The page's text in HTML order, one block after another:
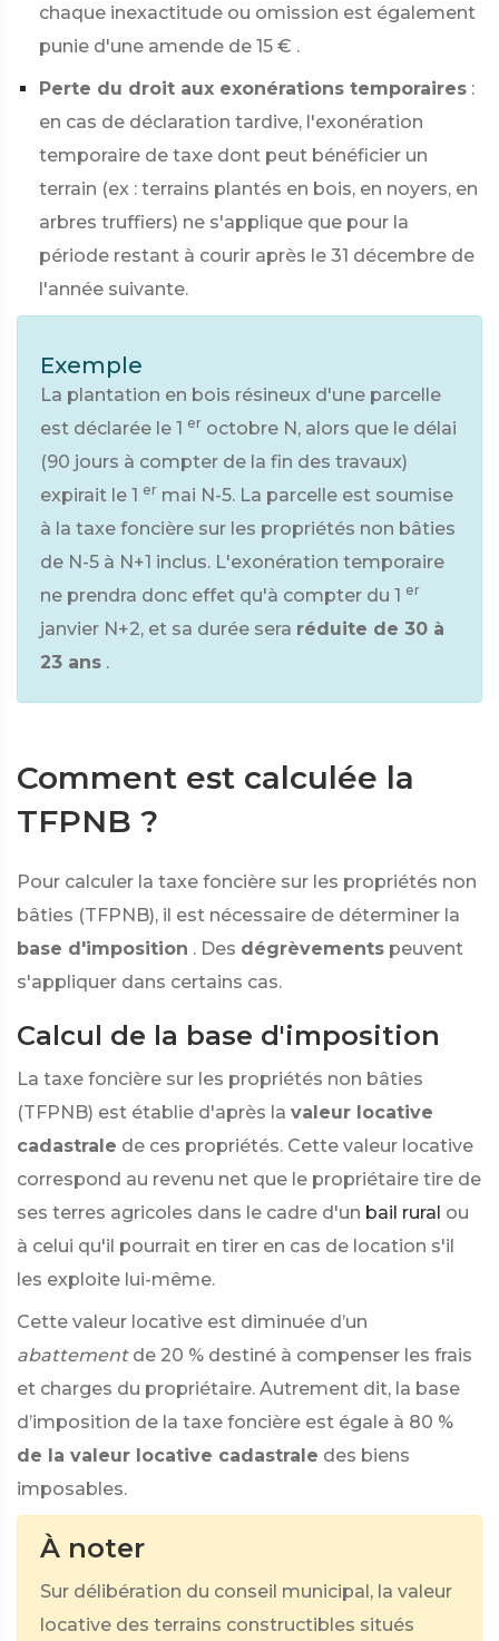
chaque inexactitude ou omission est également
punie d'une amende de 15 € .
Perte du droit aux exonérations temporaires :
en cas de déclaration tardive, l'exonération
temporaire de taxe dont peut bénéficier un
terrain (ex : terrains plantés en bois, en noyers, en
arbres truffiers) ne s'applique que pour la
période restant à courir après le 31 décembre de
l'année suivante.
Exemple
La plantation en bois résineux d'une parcelle
est déclarée le 1 er octobre N, alors que le délai
(90 jours à compter de la fin des travaux)
expirait le 1 er mai N-5. La parcelle est soumise
à la taxe foncière sur les propriétés non bâties
de N-5 à N+1 inclus. L'exonération temporaire
ne prendra donc effet qu'à compter du 1 er
janvier N+2, et sa durée sera réduite de 30 à
23 ans .
Comment est calculée la
TFPNB ?
Pour calculer la taxe foncière sur les propriétés non
bâties (TFPNB), il est nécessaire de déterminer la
base d'imposition . Des dégrèvements peuvent
s'appliquer dans certains cas.
Calcul de la base d'imposition
La taxe foncière sur les propriétés non bâties
(TFPNB) est établie d'après la valeur locative
cadastrale de ces propriétés. Cette valeur locative
correspond au revenu net que le propriétaire tire de
ses terres agricoles dans le cadre d'un bail rural ou
à celui qu'il pourrait en tirer en cas de location s'il
les exploite lui-même.
Cette valeur locative est diminuée d’un
abattement de 20 % destiné à compenser les frais
et charges du propriétaire. Autrement dit, la base
d’imposition de la taxe foncière est égale à 80 %
de la valeur locative cadastrale des biens
imposables.
À noter
Sur délibération du conseil municipal, la valeur
locative des terrains constructibles situés